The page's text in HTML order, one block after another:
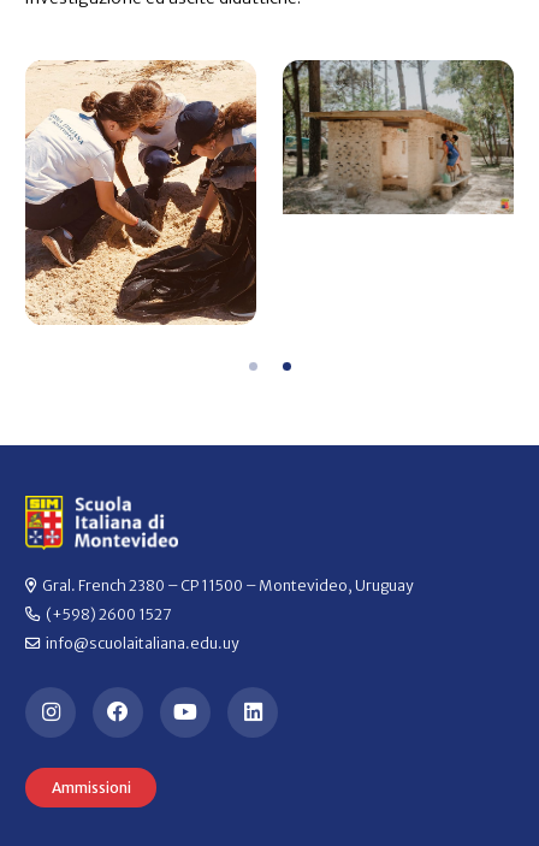
Gral. French 2380 – CP 11500 – Montevideo, Uruguay
(+598) 2600 1527
info@scuolaitaliana.edu.uy
Ammissioni